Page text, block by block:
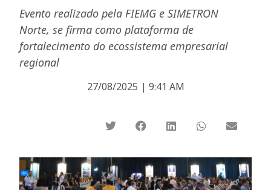
Evento realizado pela FIEMG e SIMETRON
Norte, se firma como plataforma de
fortalecimento do ecossistema empresarial
regional
27/08/2025 | 9:41 AM